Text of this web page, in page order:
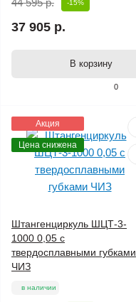
0
44 595 р. -15%
37 905 р.
В корзину
Акция
Цена снижена
Штангенциркуль ШЦТ-3-
1000 0,05 с
твердосплавными губками
ЧИЗ
в наличии